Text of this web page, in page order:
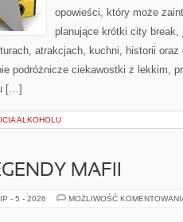
opowieści, który może
planujące krótki city
atrakcjach, kuchni, historii
podróżnicze ciekawostki z lekkim,
[…]
ALKOHOLU
MAFII
- 5 - 2026 MOŻLIWOŚĆ